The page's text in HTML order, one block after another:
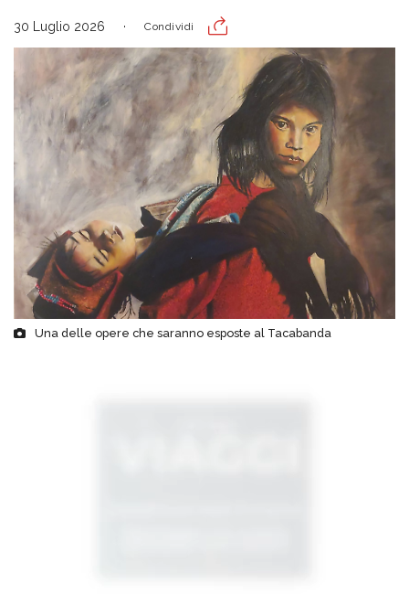
30 Luglio 2026 Condividi
Una delle opere che saranno esposte al Tacabanda